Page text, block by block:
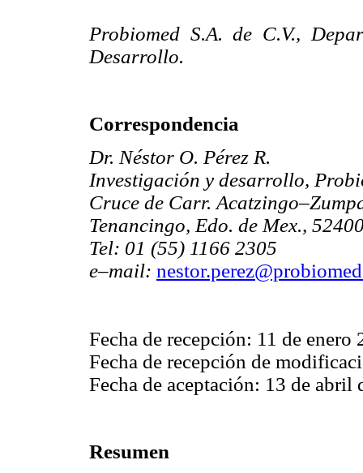
Probiomed S.A. de C.V.,
Desarrollo.
Correspondencia
Dr. Néstor O. Pérez R.
Investigación y desarrollo,
Cruce de Carr.
Tenancingo, Edo. de Mex.,
Tel: 01 (55) 1166 2305
e–mail:
Fecha de recepción: 11 de enero
Fecha de recepción de
Fecha de aceptación: 13 de abril
Resumen